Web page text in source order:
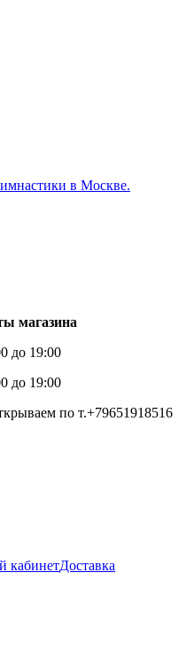
магазина
до 19:00
до 19:00
по т.+79651918516
кабинетДоставка